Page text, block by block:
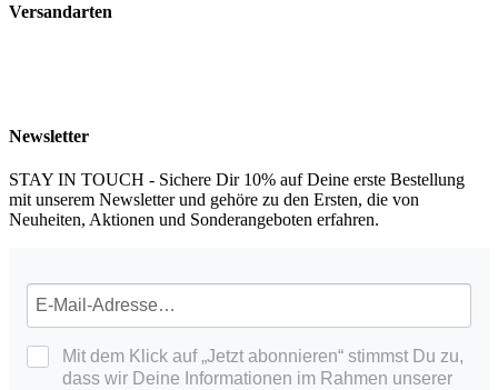
Versandarten
Newsletter
STAY IN TOUCH - Sichere Dir 10% auf Deine erste Bestellung
mit unserem Newsletter und gehöre zu den Ersten, die von
Neuheiten, Aktionen und Sonderangeboten erfahren.
Mit dem Klick auf „Jetzt abonnieren“ stimmst Du zu,
dass wir Deine Informationen im Rahmen unserer